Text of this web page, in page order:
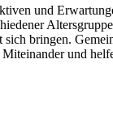
und
bringen.
und